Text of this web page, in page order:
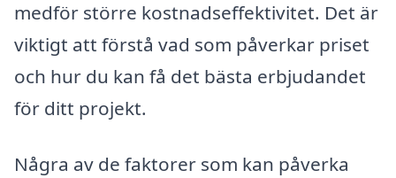
medför större kostnadseffektivitet. Det är
viktigt att förstå vad som påverkar priset
och hur du kan få det bästa erbjudandet
för ditt projekt.
Några av de faktorer som kan påverka